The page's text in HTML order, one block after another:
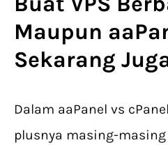
Maupun
Sekarang
Dalam aaPanel vs
plusnya masing-